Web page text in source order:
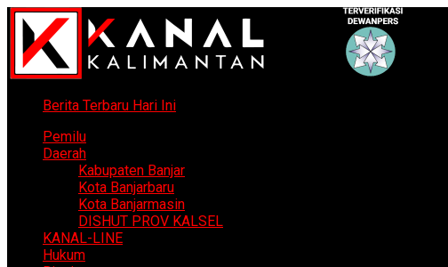
Berita Terbaru Hari Ini
Pemilu
Daerah
Kabupaten Banjar
Kota Banjarbaru
Kota Banjarmasin
DISHUT PROV KALSEL
KANAL-LINE
Hukum